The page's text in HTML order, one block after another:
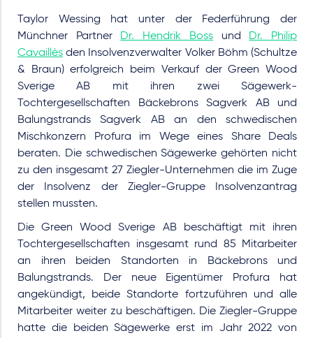
Taylor Wessing hat unter der Federführung der
Münchner Partner Dr. Hendrik Bossund
Dr. Philip
Cavaillès den Insolvenzverwalter Volker Böhm (Schultze
& Braun) erfolgreich beim Verkauf der Green Wood
Sverige AB mit ihren zwei Sägewerk-
Tochtergesellschaften Bäckebrons Sagverk AB und
Balungstrands Sagverk AB an den schwedischen
Mischkonzern Profura im Wege eines Share Deals
beraten. Die schwedischen Sägewerke gehörten nicht
zu den insgesamt 27 Ziegler-Unternehmen die im Zuge
der Insolvenz der Ziegler-Gruppe Insolvenzantrag
stellen mussten.
Die Green Wood Sverige AB beschäftigt mit ihren
Tochtergesellschaften insgesamt rund 85 Mitarbeiter
an ihren beiden Standorten in Bäckebrons und
Balungstrands. Der neue Eigentümer Profura hat
angekündigt, beide Standorte fortzuführen und alle
Mitarbeiter weiter zu beschäftigen. Die Ziegler-Gruppe
hatte die beiden Sägewerke erst im Jahr 2022 von